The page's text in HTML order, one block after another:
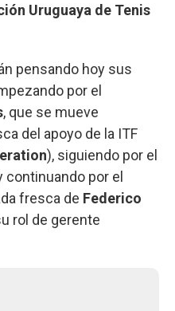
Uruguaya de Tenis
pensando hoy sus
por el
, que se mueve
del apoyo de la ITF
), siguiendo por el
continuando por el
fresca de Federico
rol de gerente